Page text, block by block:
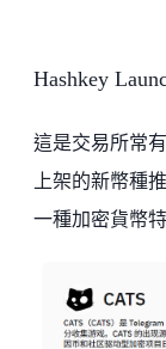
Hashkey
這是交易所常
上架的新幣種
一種加密貨幣